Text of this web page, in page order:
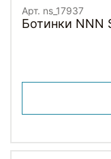
Арт. ns_17937
Ботинки NNN